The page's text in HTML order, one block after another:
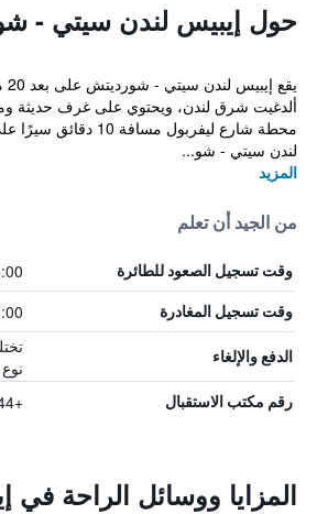
حول إيبيس لندن سيتي -
ألدغيت شرق لندن، ويحتوي على غرف حديثة
محطة شارع ليفربول
لندن سيتي - شو...
المزيد
من الجيد أن تعلم
وقت تسجيل الصعود للطائرة
وقت تسجيل المغادرة
الدفع والإلغاء
رقم مكتب الاستقبال +44 207 422 8400
المزايا ووسائل الراحة في